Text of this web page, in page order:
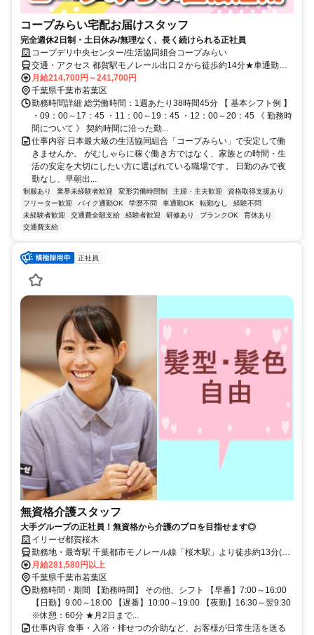
コープみらい宅配お届けスタッフ
完全週休2日制・土日休み/無理なく、長く続けられる正社員
コープデリ中央センター/生活協同組合コープみらい
交通・アクセス 都賀駅モノレール出口２から徒歩約14分★車通勤
OK（配属先による）※配属先は、入職時期や各センターの人員状況
を踏まえ、本人の希望を考慮した上で、募集場所を含む通勤可能な範
囲のセンターから決定します。
月給214,700円～241,700円
千葉県千葉市若葉区
勤務時間詳細 総労働時間：1週あたり38時間45分 【 基本シフト例 】
・09：00～17：45 ・11：00～19：45 ・12：00～20：45 《 勤務時
間について 》 契約時間に沿った勤...
仕事内容 日本最大級の生活協同組合「コープみらい」で安定して働
きませんか。 がむしゃらに稼ぐ働き方ではなく、家族との時間・生
活の安定を大切にしたい方に選ばれている職場です。 日勤のみで夜
勤なし、早朝出...
制服あり 業界未経験者歓迎 変形労働時間制 主婦・主夫歓迎
資格取得支援あり
フリーター歓迎
バイク通勤OK 学歴不問 車通勤OK 転勤なし
経験不問
未経験者歓迎
交通費全額支給 経験者歓迎 研修あり ブランクOK
育休あり
交通費支給
正社員
無資格介護スタッフ
大手グループの正社員！無資格から介護のプロを目指せます◎
イリーゼ都賀桜木
勤務地・最寄駅 千葉都市モノレール線「桜木駅」より徒歩約13分(約
1.0kｍ) ※車通勤OK
月給281,580円以上
千葉県千葉市若葉区
勤務時間・期間 【勤務時間】 その他、シフト 【早番】7:00～16:00
【日勤】9:00～18:00 【遅番】10:00～19:00 【夜勤】16:30～翌9:30
※休憩：60分 ★月2日まで...
仕事内容 食事・入浴・排せつの介助など、お客様が日常生活を送る